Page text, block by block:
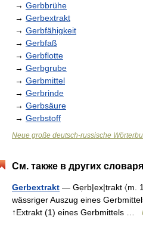
→ Gerbbrühe
→ Gerbextrakt
→ Gerbfähigkeit
→ Gerbfaß
→ Gerbflotte
→ Gerbgrube
→ Gerbmittel
→ Gerbrinde
→ Gerbsäure
→ Gerbstoff
Neue große deutsch-russische
См. также в других
Gerbextrakt — Gẹrb|ex|trakt 〈m.
wässriger Auszug eines
↑Extrakt (1) eines Gerbmittels …